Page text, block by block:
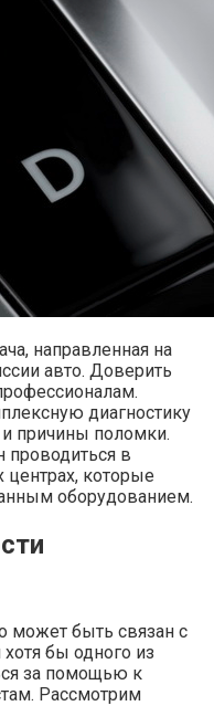
направленная на
авто. Доверить
диагностику
и причины поломки.
проводиться в
которые
оборудованием.
может быть связан с
бы одного из
за помощью к
Рассмотрим